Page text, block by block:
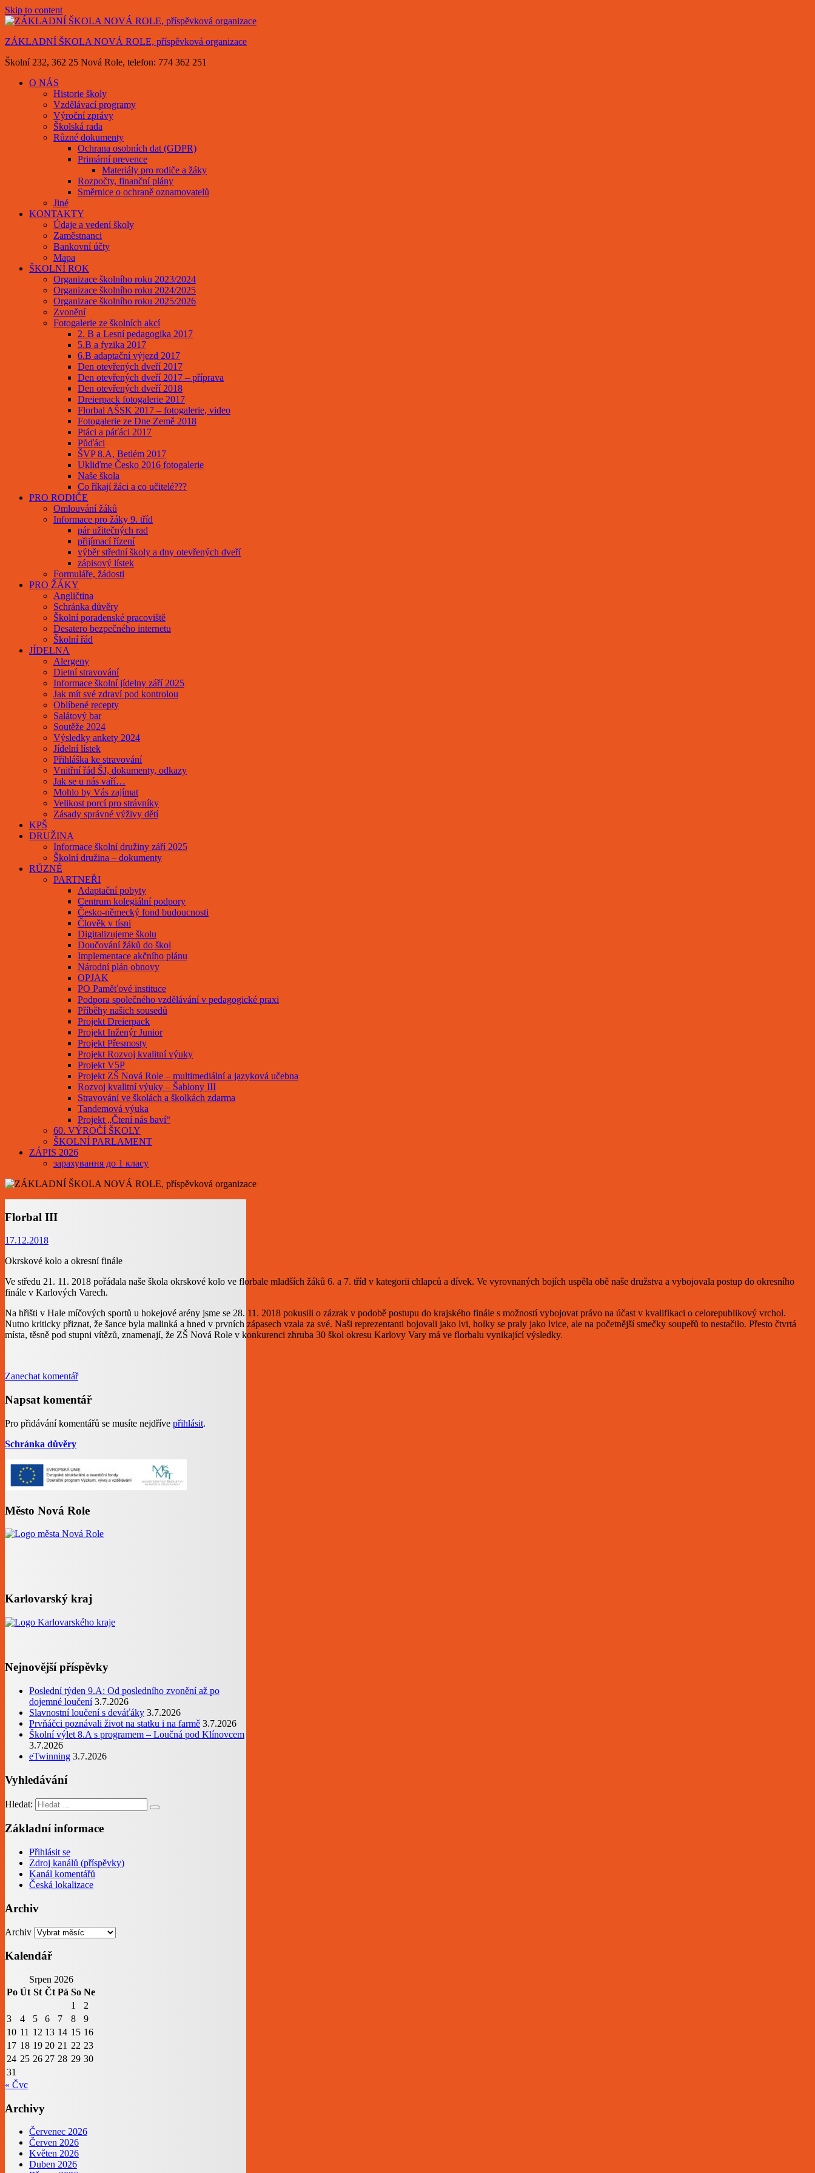
Skip to content
ZÁKLADNÍ ŠKOLA NOVÁ ROLE, příspěvková organizace
Školní 232, 362 25 Nová Role, telefon: 774 362 251
O NÁS
Historie školy
Vzdělávací programy
Výroční zprávy
Školská rada
Různé dokumenty
Ochrana osobních dat (GDPR)
Primární prevence
Materiály pro rodiče a žáky
Rozpočty, finanční plány
Směrnice o ochraně oznamovatelů
Jiné
KONTAKTY
Údaje a vedení školy
Zaměstnanci
Bankovní účty
Mapa
ŠKOLNÍ ROK
Organizace školního roku 2023/2024
Organizace školního roku 2024/2025
Organizace školního roku 2025/2026
Zvonění
Fotogalerie ze školních akcí
2. B a Lesní pedagogika 2017
5.B a fyzika 2017
6.B adaptační výjezd 2017
Den otevřených dveří 2017
Den otevřených dveří 2017 – příprava
Den otevřených dveří 2018
Dreierpack fotogalerie 2017
Florbal AŠSK 2017 – fotogalerie, video
Fotogalerie ze Dne Země 2018
Ptáci a páťáci 2017
Půďáci
ŠVP 8.A, Betlém 2017
Ukliďme Česko 2016 fotogalerie
Naše škola
Co říkají žáci a co učitelé???
PRO RODIČE
Omlouvání žáků
Informace pro žáky 9. tříd
pár užitečných rad
přijímací řízení
výběr střední školy a dny otevřených dveří
zápisový lístek
Formuláře, žádosti
PRO ŽÁKY
Angličtina
Schránka důvěry
Školní poradenské pracoviště
Desatero bezpečného internetu
Školní řád
JÍDELNA
Alergeny
Dietní stravování
Informace školní jídelny září 2025
Jak mít své zdraví pod kontrolou
Oblíbené recepty
Salátový bar
Soutěže 2024
Výsledky ankety 2024
Jídelní lístek
Přihláška ke stravování
Vnitřní řád ŠJ, dokumenty, odkazy
Jak se u nás vaří…
Mohlo by Vás zajímat
Velikost porcí pro strávníky
Zásady správné výživy dětí
KPŠ
DRUŽINA
Informace školní družiny září 2025
Školní družina – dokumenty
RŮZNÉ
PARTNEŘI
Adaptační pobyty
Centrum kolegiální podpory
Česko-německý fond budoucnosti
Člověk v tísni
Digitalizujeme školu
Doučování žáků do škol
Implementace akčního plánu
Národní plán obnovy
OPJAK
PO Paměťové instituce
Podpora společného vzdělávání v pedagogické praxi
Příběhy našich sousedů
Projekt Dreierpack
Projekt Inženýr Junior
Projekt Přesmosty
Projekt Rozvoj kvalitní výuky
Projekt V5P
Projekt ZŠ Nová Role – multimediální a jazyková učebna
Rozvoj kvalitní výuky – Šablony III
Stravování ve školách a školkách zdarma
Tandemová výuka
Projekt „Čtení nás baví“
60. VÝROČÍ ŠKOLY
ŠKOLNÍ PARLAMENT
ZÁPIS 2026
зарахування до 1 класу
Florbal III
17.12.2018
Okrskové kolo a okresní finále
Ve středu 21. 11. 2018 pořádala naše škola okrskové kolo ve florbale mladších žáků 6. a 7. tříd v kategorii chlapců a dívek. Ve vyrovnaných bojích uspěla obě naše družstva a vybojovala postup do okresního
finále v Karlových Varech.
Na hřišti v Hale míčových sportů u hokejové arény jsme se 28. 11. 2018 pokusili o zázrak v podobě postupu do krajského finále s možností vybojovat právo na účast v kvalifikaci o celorepublikový vrchol.
Nutno kriticky přiznat, že šance byla malinká a hned v prvních zápasech vzala za své. Naši reprezentanti bojovali jako lvi, holky se praly jako lvice, ale na početnější smečky soupeřů to nestačilo. Přesto čtvrtá
místa, těsně pod stupni vítězů, znamenají, že ZŠ Nová Role v konkurenci zhruba 30 škol okresu Karlovy Vary má ve florbalu vynikající výsledky.
Zanechat komentář
Napsat komentář
Pro přidávání komentářů se musíte nejdříve přihlásit.
Schránka důvěry
Město Nová Role
Karlovarský kraj
Nejnovější příspěvky
Poslední týden 9.A: Od posledního zvonění až po
dojemné loučení 3.7.2026
Slavnostní loučení s deváťáky 3.7.2026
Prvňáčci poznávali život na statku i na farmě 3.7.2026
Školní výlet 8.A s programem – Loučná pod Klínovcem
3.7.2026
eTwinning 3.7.2026
Vyhledávání
Hledat:
Základní informace
Přihlásit se
Zdroj kanálů (příspěvky)
Kanál komentářů
Česká lokalizace
Archiv
Archiv
Kalendář
Srpen 2026
Po Út St Čt Pá So Ne
1
2
3
4 5 6 7 8
9
10 11 12 13 14 15 16
17 18 19 20 21 22 23
24 25 26 27 28 29 30
31
« Čvc
Archivy
Červenec 2026
Červen 2026
Květen 2026
Duben 2026